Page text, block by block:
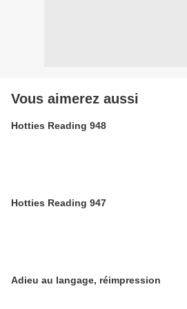
Vous aimerez aussi
Hotties Reading 948
Hotties Reading 947
Adieu au langage, réimpression